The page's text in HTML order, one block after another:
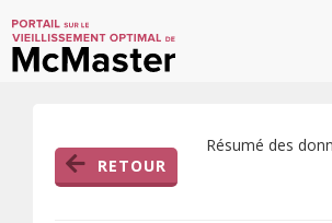
RETOUR
Résumé des